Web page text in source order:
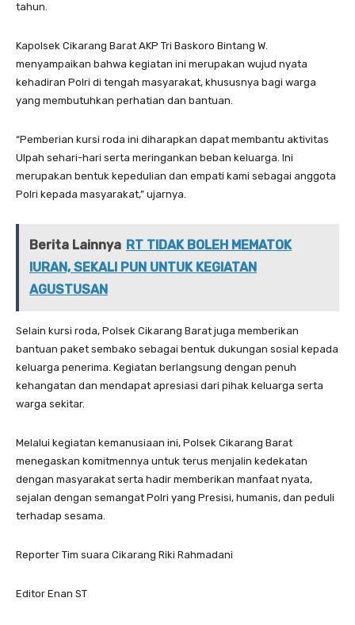
tahun.
Kapolsek Cikarang Barat AKP Tri Baskoro Bintang W.
menyampaikan bahwa kegiatan ini merupakan wujud nyata
kehadiran Polri di tengah masyarakat, khususnya bagi warga
yang membutuhkan perhatian dan bantuan.
“Pemberian kursi roda ini diharapkan dapat membantu aktivitas
Ulpah sehari-hari serta meringankan beban keluarga. Ini
merupakan bentuk kepedulian dan empati kami sebagai anggota
Polri kepada masyarakat,” ujarnya.
Berita Lainnya RT TIDAK BOLEH MEMATOK
IURAN, SEKALI PUN UNTUK KEGIATAN
AGUSTUSAN
Selain kursi roda, Polsek Cikarang Barat juga memberikan
bantuan paket sembako sebagai bentuk dukungan sosial kepada
keluarga penerima. Kegiatan berlangsung dengan penuh
kehangatan dan mendapat apresiasi dari pihak keluarga serta
warga sekitar.
Melalui kegiatan kemanusiaan ini, Polsek Cikarang Barat
menegaskan komitmennya untuk terus menjalin kedekatan
dengan masyarakat serta hadir memberikan manfaat nyata,
sejalan dengan semangat Polri yang Presisi, humanis, dan peduli
terhadap sesama.
Reporter Tim suara Cikarang Riki Rahmadani
Editor Enan ST